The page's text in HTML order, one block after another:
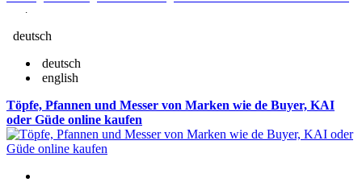
.
deutsch
deutsch
english
Töpfe, Pfannen und Messer von Marken wie de Buyer, KAI
oder Güde online kaufen